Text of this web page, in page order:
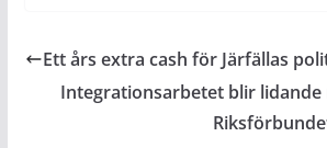
Ett års extra cash för Järfällas
Integrationsarbetet blir lidande